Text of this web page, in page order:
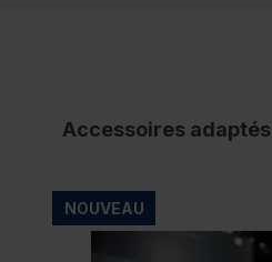
Accessoires adaptés
NOUVEAU